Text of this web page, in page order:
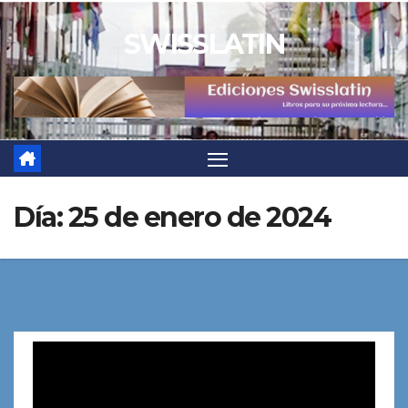
Saltar
al
contenido
SWISSLATIN
Día:25 de enero de 2024